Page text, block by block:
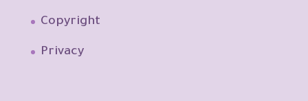
Copyright
Privacy